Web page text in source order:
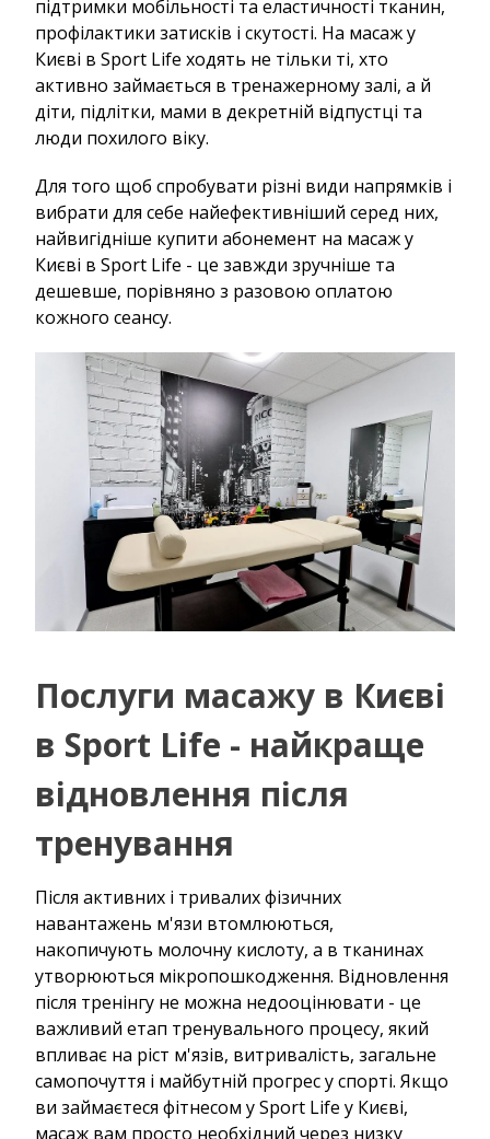
підтримки мобільності та еластичності тканин,
профілактики затисків і скутості. На масаж у
Києві в Sport Life ходять не тільки ті, хто
активно займається в тренажерному залі, а й
діти, підлітки, мами в декретній відпустці та
люди похилого віку.
Для того щоб спробувати різні види напрямків і
вибрати для себе найефективніший серед них,
найвигідніше купити абонемент на масаж у
Києві в Sport Life - це завжди зручніше та
дешевше, порівняно з разовою оплатою
кожного сеансу.
Послуги масажу в Києві
в Sport Life - найкраще
відновлення після
тренування
Після активних і тривалих фізичних
навантажень м'язи втомлюються,
накопичують молочну кислоту, а в тканинах
утворюються мікропошкодження. Відновлення
після тренінгу не можна недооцінювати - це
важливий етап тренувального процесу, який
впливає на ріст м'язів, витривалість, загальне
самопочуття і майбутній прогрес у спорті. Якщо
ви займаєтеся фітнесом у Sport Life у Києві,
масаж вам просто необхідний через низку